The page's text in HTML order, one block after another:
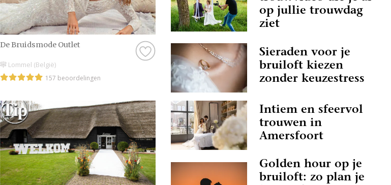
De Bruidsmode Outlet
Lommel (België)
157 beoordelingen
op jullie trouwdag
ziet
Sieraden voor je
bruiloft kiezen
zonder keuzestress
Intiem en sfeervol
trouwen in
Amersfoort
Golden hour op je
bruiloft: zo plan je